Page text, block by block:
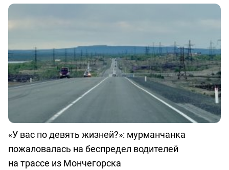
«У вас по девять жизней?»: мурманчанка
пожаловалась на беспредел водителей
на трассе из Мончегорска